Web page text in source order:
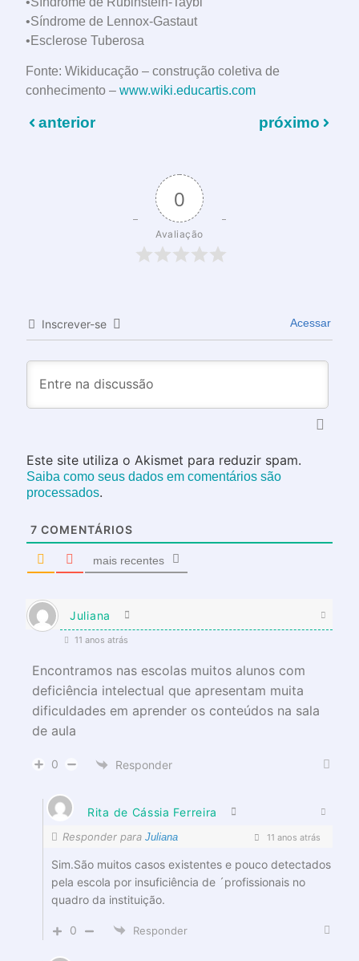
•Síndrome de Lennox-Gastaut
•Esclerose Tuberosa
Fonte: Wikiducação – construção coletiva de
conhecimento – www.wiki.educartis.com
anterior próximo
0
Avaliação
Inscrever-se Acessar
Este site utiliza o Akismet para reduzir spam.
Saiba como seus dados em comentários são
processados.
7 COMENTÁRIOS
mais recentes
Juliana
11 anos atrás
Encontramos nas escolas muitos alunos com
deficiência intelectual que apresentam muita
dificuldades em aprender os conteúdos na sala
de aula
0 Responder
Rita de Cássia Ferreira
Responder para Juliana 11 anos atrás
Sim.São muitos casos existentes e pouco detectados
pela escola por insuficiência de ´profissionais no
quadro da instituição.
0 Responder